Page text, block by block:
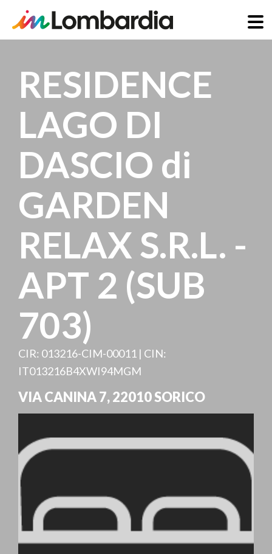
contentRESIDENCE
LAGO DI
DASCIO di
GARDEN
RELAX S.R.L. -
APT 2 (SUB
703)
CIR: 013216-CIM-00011 | CIN:
IT013216B4XWI94MGM
VIA CANINA 7,22010SORICO